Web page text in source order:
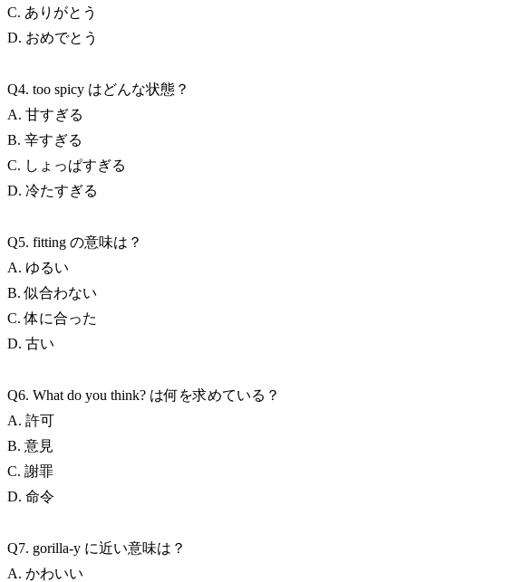
C. ありがとう
D. おめでとう
Q4. too spicy はどんな状態？
A. 甘すぎる
B. 辛すぎる
C. しょっぱすぎる
D. 冷たすぎる
Q5. fitting の意味は？
A. ゆるい
B. 似合わない
C. 体に合った
D. 古い
Q6. What do you think? は何を求めている？
A. 許可
B. 意見
C. 謝罪
D. 命令
Q7. gorilla-y に近い意味は？
A. かわいい